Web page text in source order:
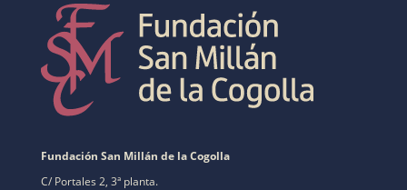
Fundación San Millán de la Cogolla
C/ Portales 2, 3ª planta.